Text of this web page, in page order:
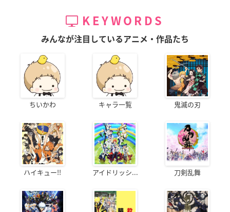
KEYWORDS
みんなが注目しているアニメ・作品たち
ちいかわ キャラ一覧 鬼滅の刃
ハイキュー!! アイドリッシ... 刀剣乱舞